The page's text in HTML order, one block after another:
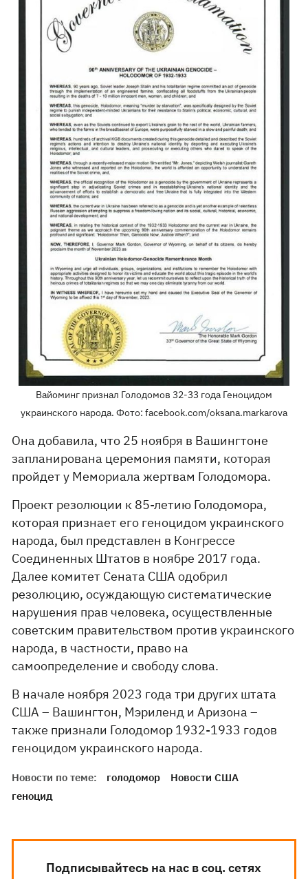
Вайоминг признал Голодомов 32-33 года Геноцидом
украинского народа. Фото: facebook.com/oksana.markarova
Она добавила, что 25 ноября в Вашингтоне
запланирована церемония памяти, которая
пройдет у Мемориала жертвам Голодомора.
Проект резолюции к 85-летию Голодомора,
которая признает его геноцидом украинского
народа, был представлен в Конгрессе
Соединенных Штатов в ноябре 2017 года.
Далее комитет Сената США одобрил
резолюцию, осуждающую систематические
нарушения прав человека, осуществленные
советским правительством против украинского
народа, в частности, право на
самоопределение и свободу слова.
В начале ноября 2023 года три других штата
США – Вашингтон, Мэриленд и Аризона –
также признали Голодомор 1932-1933 годов
геноцидом украинского народа.
Новости по теме: голодомор
Новости США
геноцид
Подписывайтесь на нас в соц. сетях